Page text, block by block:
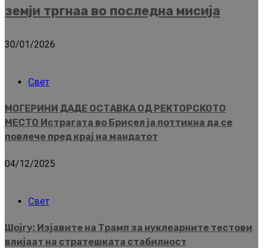
земји тргнаа во последна мисија
30/01/2026
Свет
МОГЕРИНИ ДАДЕ ОСТАВКА ОД РЕКТОРСКОТО
МЕСТО Истрагата во Брисел ја поттикна да се
повлече пред крај на мандатот
04/12/2025
Свет
Шојгу: Изјавите на Трамп за нуклеарните тестови
влијаат на стратешката стабилност